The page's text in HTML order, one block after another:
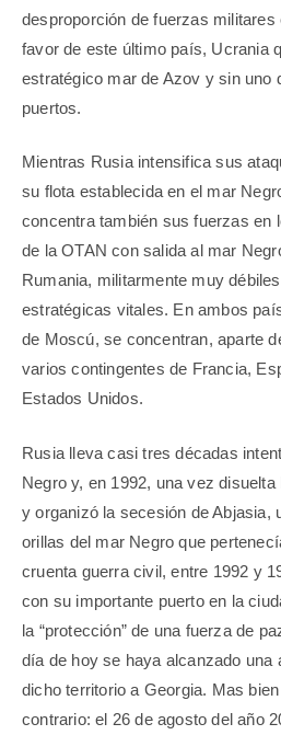
desproporción de fuerzas
favor de este último país, Ucrania
estratégico mar de Azov y sin uno
puertos.
Mientras Rusia intensifica sus
su flota establecida en el mar
concentra también sus fuerzas en
de la OTAN con salida al mar
Rumania, militarmente muy
estratégicas vitales. En ambos
de Moscú, se concentran, aparte
varios contingentes de Francia,
Estados Unidos.
Rusia lleva casi tres décadas
Negro y, en 1992, una vez
y organizó la secesión de Abjasia,
orillas del mar Negro que
cruenta guerra civil, entre 1992 y
con su importante puerto en la
la “protección” de una fuerza de
día de hoy se haya alcanzado una
dicho territorio a Georgia. Mas
contrario: el 26 de agosto del año